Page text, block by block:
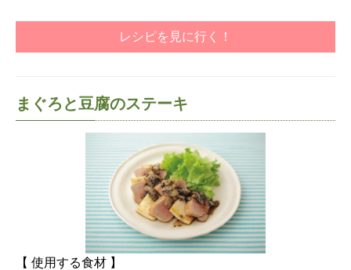
レシピを見に行く！
まぐろと豆腐のステーキ
【 使用する食材 】